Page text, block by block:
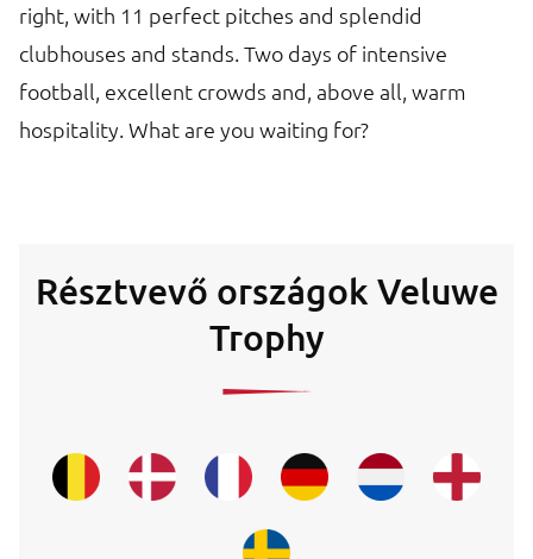
right, with 11 perfect pitches and splendid
clubhouses and stands. Two days of intensive
football, excellent crowds and, above all, warm
hospitality. What are you waiting for?
Résztvevő országok Veluwe
Trophy